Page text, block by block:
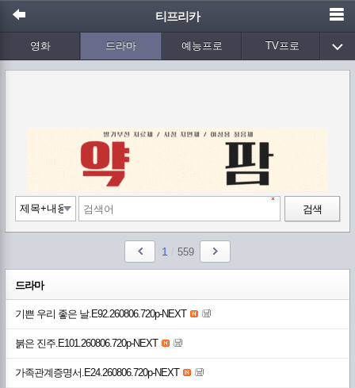
티프리카
영화 드라마 예능프로 TV프로
애니메이션 음악 Wetv
검색
1 559
드라마
기쁜 우리 좋은 날.E92.260806.720p-NEXT
붉은 진주.E101.260806.720p-NEXT
가족관계증명서.E24.260806.720p-NEXT